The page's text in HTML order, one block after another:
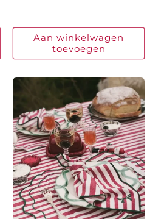
Aan winkelwagen
toevoegen